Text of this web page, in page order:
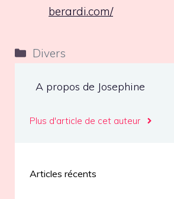
berardi.com/
Catégories
Divers
A propos de Josephine
Plus d'article de cet auteur
Articles récents